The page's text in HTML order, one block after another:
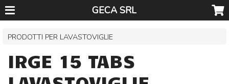
GECA SRL
PRODOTTI PER LAVASTOVIGLIE
IRGE 15 TABS